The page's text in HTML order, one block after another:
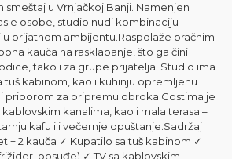
smeštaj u Vrnjačkoj Banji. Namenjen
osobe, studio nudi kombinaciju
prijatnom ambijentu.Raspolaže bračnim
kauča na rasklapanje, što ga čini
tako i za grupe prijatelja. Studio ima
tuš kabinom, kao i kuhinju opremljenu
priborom za pripremu obroka.Gostima je
kablovskim kanalima, kao i mala terasa –
kafu ili večernje opuštanje.Sadržaj
+ 2 kauča ✓ Kupatilo sa tuš kabinom ✓
posuđe) ✓ TV sa kablovskim